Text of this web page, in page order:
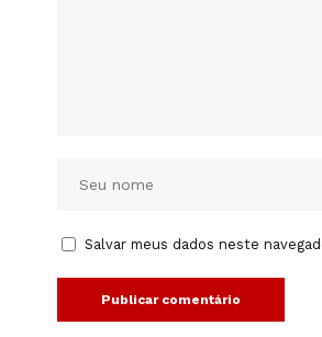
Salvar meus dados neste